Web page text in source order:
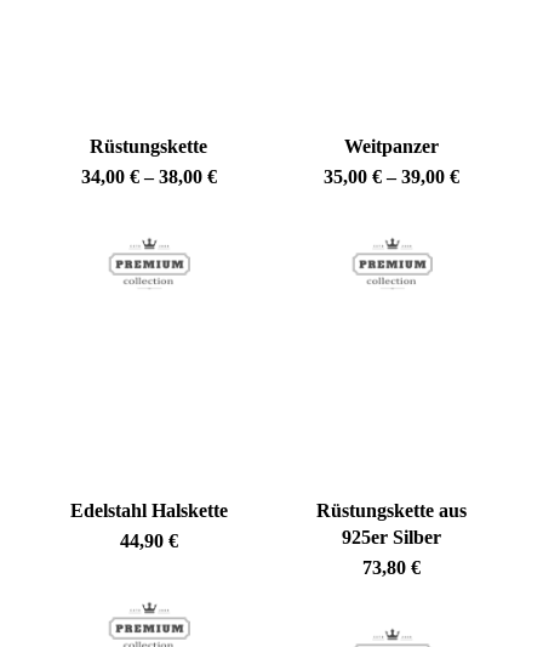
Rüstungskette
34,00 € –38,00 €Preisspanne:
Weitpanzer
35,00€ –39,00€
Edelstahl Halskette
44,90 €
Rüstungskette aus
925er Silber
73,80€